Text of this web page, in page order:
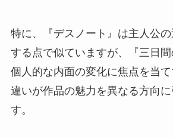
特に、『デスノート』は主人公
する点で似ていますが、『三日
個人的な内面の変化に焦点を当
違いが作品の魅力を異なる方向
す。